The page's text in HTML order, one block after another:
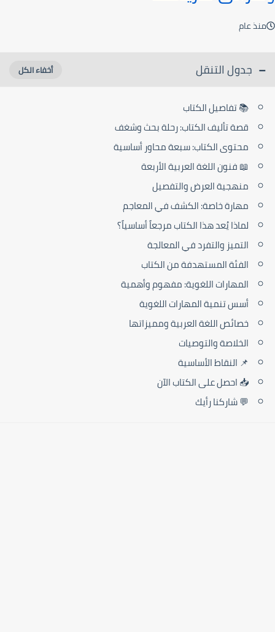
منذ عام
جدول التنقل
📚 تفاصيل الكتاب
قصة تأليف الكتاب: رحلة بحث وشغف
محتوى الكتاب: سبعة محاور أساسية
📖 فنون اللغة العربية الأربعة
منهجية العرض والتفصيل
مهارة خاصة: الكشف في المعاجم
لماذا يُعد هذا الكتاب مرجعاً أساسياً؟
التميز والتفرد في المعالجة
الفئة المستهدفة من الكتاب
المهارات اللغوية: مفهوم وأهمية
أسس تنمية المهارات اللغوية
خصائص اللغة العربية ومميزاتها
الخلاصة والتوصيات
📌 النقاط الأساسية
📥 احصل على الكتاب الآن
💬 شاركنا رأيك